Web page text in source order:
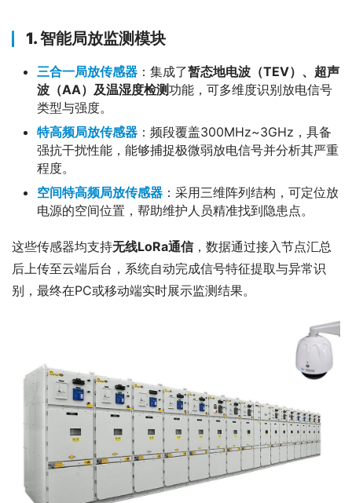
1. 智能局放监测模块
三合一局放传感器 ：集成了暂态地电波（TEV）、超声
波（AA）及温湿度检测功能，可多维度识别放电信号
类型与强度。
特高频局放传感器 ：频段覆盖300MHz~3GHz，具备
强抗干扰性能，能够捕捉极微弱放电信号并分析其严重
程度。
空间特高频局放传感器 ：采用三维阵列结构，可定位放
电源的空间位置，帮助维护人员精准找到隐患点。
这些传感器均支持无线LoRa通信，数据通过接入节点汇总
后上传至云端后台，系统自动完成信号特征提取与异常识
别，最终在PC或移动端实时展示监测结果。